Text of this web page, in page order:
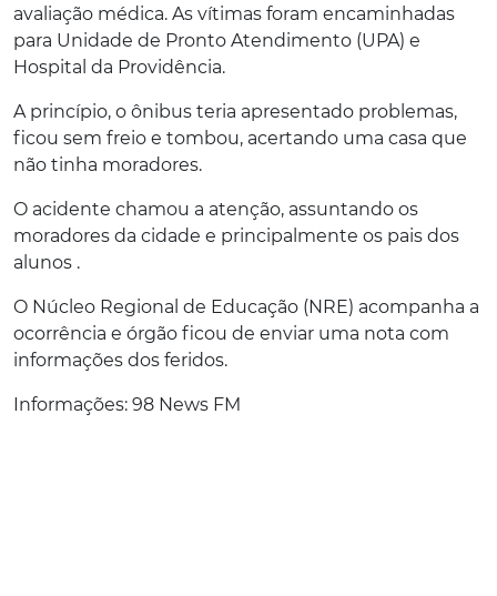
avaliação médica. As vítimas foram encaminhadas
para Unidade de Pronto Atendimento (UPA) e
Hospital da Providência.
A princípio, o ônibus teria apresentado problemas,
ficou sem freio e tombou, acertando uma casa que
não tinha moradores.
O acidente chamou a atenção, assuntando os
moradores da cidade e principalmente os pais dos
alunos .
O Núcleo Regional de Educação (NRE) acompanha a
ocorrência e órgão ficou de enviar uma nota com
informações dos feridos.
Informações: 98 News FM